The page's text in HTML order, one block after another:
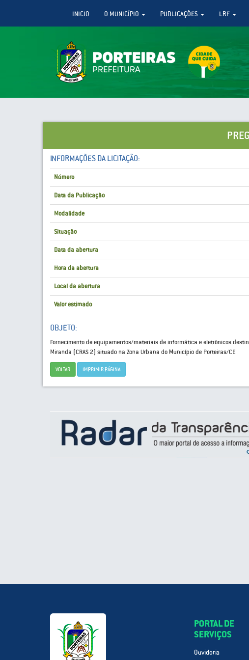
INICIO O MUNICÍPIO PUBLICAÇÕES LRF
INFORMAÇÕES DA LICITAÇÃO:
Número
Data da Publicação
Modalidade
Situação
Data da abertura
Hora da abertura
Local da abertura
Valor estimado
OBJETO:
Fornecimento de equipamentos/materiais de informática e eletrônicos
Miranda (CRAS 2) situado na Zona Urbana do Município de Porteiras/CE
VOLTAR IMPRIMIR PÁGINA
PORTAL DE
SERVIÇOS
Ouvidoria